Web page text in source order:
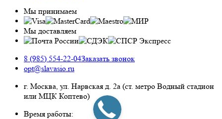
Мы принимаем
Мы доставляем
8 (985) 554-22-04Заказать звонок
opt@slavasio.ru
г. Москва, ул. Нарвская д. 2а (ст. метро Водный стадион
или МЦК Коптево)
Время работы: